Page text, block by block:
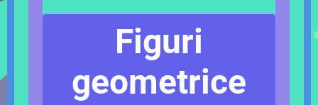
Figuri
geometrice